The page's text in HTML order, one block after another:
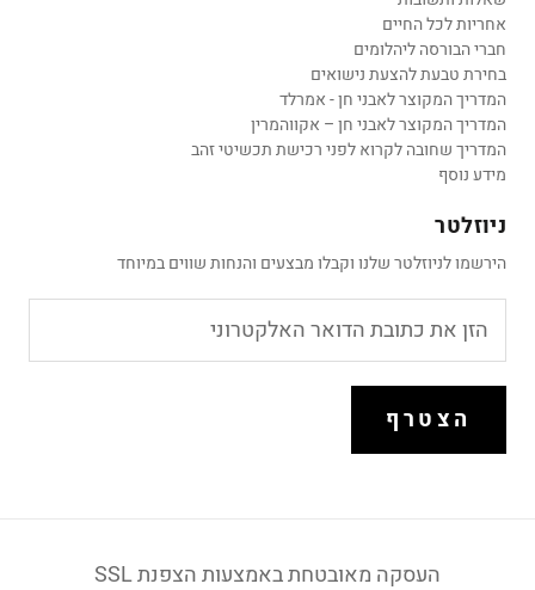
אחריות לכל החיים
חברי הבורסה ליהלומים
בחירת טבעת להצעת נישואים
המדריך המקוצר לאבני חן - אמרלד
המדריך המקוצר לאבני חן – אקווהמרין
המדריך שחובה לקרוא לפני רכישת תכשיטי זהב
מידע נוסף
ניוזלטר
הירשמו לניוזלטר שלנו וקבלו מבצעים והנחות שווים במיוחד
הצטרף
העסקה מאובטחת באמצעות הצפנת SSL